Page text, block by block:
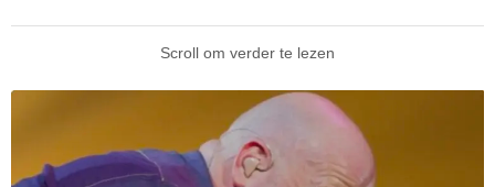
Scroll om verder te lezen